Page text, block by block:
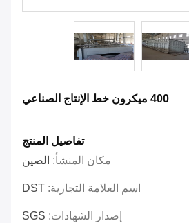
400 ميكرون خط الإنتاج الصناعي
تفاصيل المنتج
مكان المنشأ: الصين
اسم العلامة التجارية: DST
إصدار الشهادات: SGS